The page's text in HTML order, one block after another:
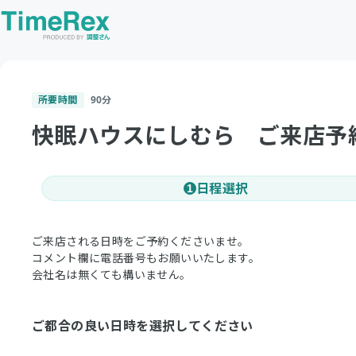
所要時間 90分
快眠ハウスにしむら ご来店予
1 日程選択
ご来店される日時をご予約くださいませ。
コメント欄に電話番号もお願いいたします。
会社名は無くても構いません。
ご都合の良い日時を選択してください